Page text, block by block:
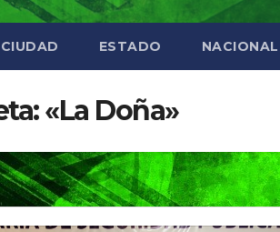
CIUDAD ESTADO NACIONAL
«La Doña»